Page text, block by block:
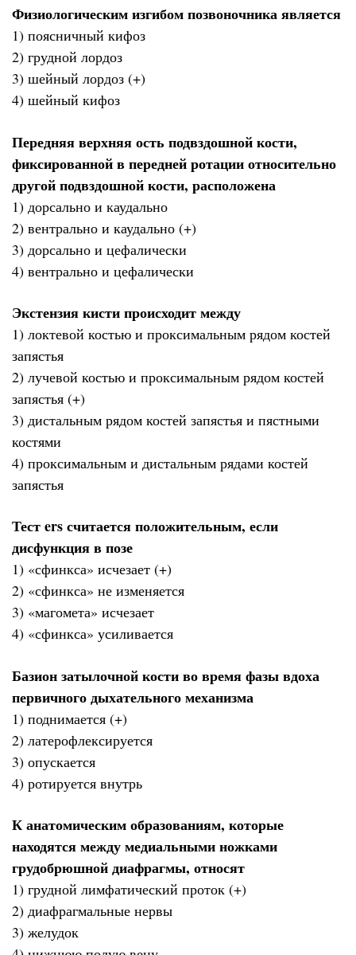
Физиологическим изгибом позвоночника является
1) поясничный кифоз
2) грудной лордоз
3) шейный лордоз (+)
4) шейный кифоз
Передняя верхняя ость подвздошной кости,
фиксированной в передней ротации относительно
другой подвздошной кости, расположена
1) дорсально и каудально
2) вентрально и каудально (+)
3) дорсально и цефалически
4) вентрально и цефалически
Экстензия кисти происходит между
1) локтевой костью и проксимальным рядом костей
запястья
2) лучевой костью и проксимальным рядом костей
запястья (+)
3) дистальным рядом костей запястья и пястными
костями
4) проксимальным и дистальным рядами костей
запястья
Тест ers считается положительным, если
дисфункция в позе
1) «сфинкса» исчезает (+)
2) «сфинкса» не изменяется
3) «магомета» исчезает
4) «сфинкса» усиливается
Базион затылочной кости во время фазы вдоха
первичного дыхательного механизма
1) поднимается (+)
2) латерофлексируется
3) опускается
4) ротируется внутрь
К анатомическим образованиям, которые
находятся между медиальными ножками
грудобрюшной диафрагмы, относят
1) грудной лимфатический проток (+)
2) диафрагмальные нервы
3) желудок